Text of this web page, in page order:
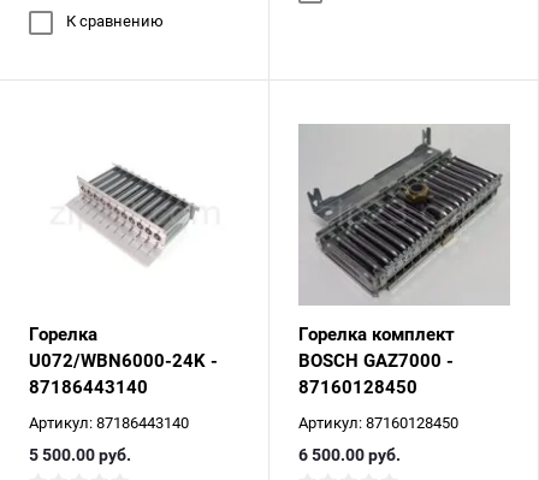
К сравнению
Горелка
U072/WBN6000-24K -
87186443140
Артикул: 87186443140
5 500.00руб.
Горелка комплект
BOSCH GAZ7000 -
87160128450
Артикул: 87160128450
6 500.00руб.